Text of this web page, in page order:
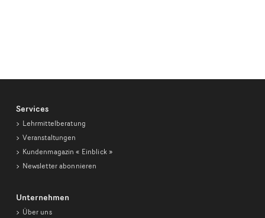
Services
Lehrmittelberatung
Veranstaltungen
Kundenmagazin« Einblick »
Newsletter abonnieren
Unternehmen
Über uns